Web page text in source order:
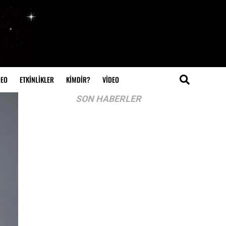
ETKİNLİKLER KİMDİR? VIDEO
SON HABERLER